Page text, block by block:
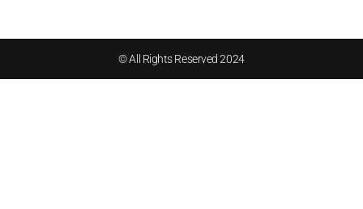
© All Rights Reserved 2024